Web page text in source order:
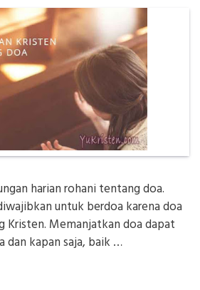
harian rohani tentang doa.
untuk berdoa karena doa
Kristen. Memanjatkan doa dapat
dan kapan saja, baik …